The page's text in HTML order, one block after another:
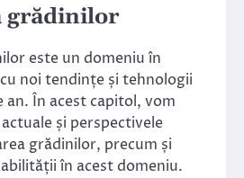
grădinilor
este un domeniu în
noi tendințe și tehnologii
an. În acest capitol, vom
și perspectivele
grădinilor, precum și
în acest domeniu.